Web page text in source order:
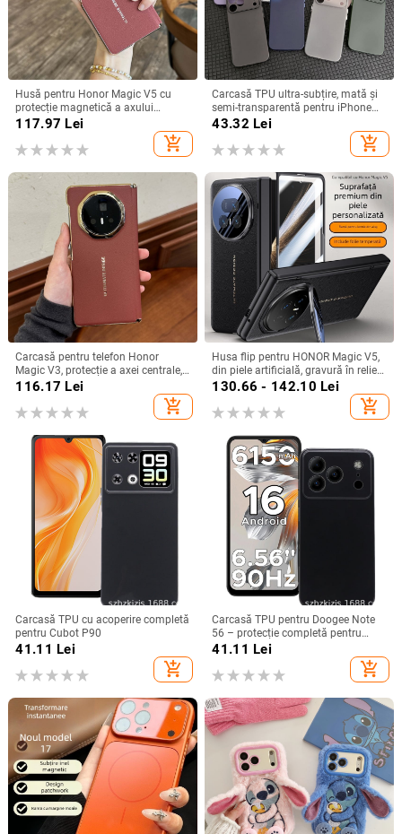
Husă pentru Honor Magic V5 cu
protecție magnetică a axului
central, acoperire completă a
electroplacare, protecție anti-cădere
117.97 Lei
add_shopping_cart
Carcasă TPU ultra-subțire, mată și
semi-transparentă pentru iPhone
11/12/14/15/16/17 Pro Max,
protecție împotriva căderilor, anti-
amprente
43.32 Lei
add_shopping_cart
Carcasă pentru telefon Honor
Magic V3, protecție a axei centrale,
noul model Magic V5, husă ușoară
electroplacare, anti-cădere
116.17 Lei
add_shopping_cart
Husa flip pentru HONOR Magic V5,
din piele artificială, gravură în relief,
stil Ins, anti-cadere
130.66 - 142.10 Lei
add_shopping_cart
Carcasă TPU cu acoperire completă
pentru Cubot P90
41.11 Lei
add_shopping_cart
Carcasă TPU pentru Doogee Note
56 – protecție completă pentru
Note 56, Plus și Pro, realizată
41.11 Lei
add_shopping_cart